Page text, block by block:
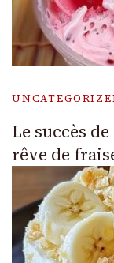
Le succès
rêve de